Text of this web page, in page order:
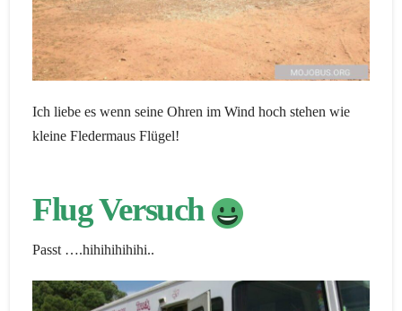
Ich liebe es wenn seine Ohren im Wind hoch stehen wie
kleine Fledermaus Flügel!
Flug Versuch
Passt ….hihihihihihi..